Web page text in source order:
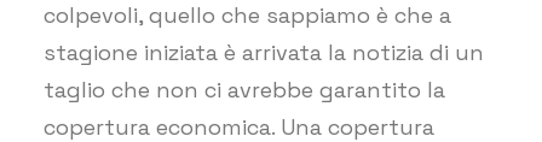
colpevoli, quello che sappiamo è che a
stagione iniziata è arrivata la notizia di un
taglio che non ci avrebbe garantito la
copertura economica. Una copertura